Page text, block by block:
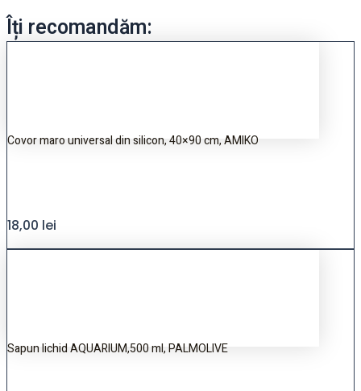
Îți recomandăm:
Covor maro universal din silicon, 40×90 cm, AMIKO
18,00 lei
Sapun lichid AQUARIUM,500 ml, PALMOLIVE